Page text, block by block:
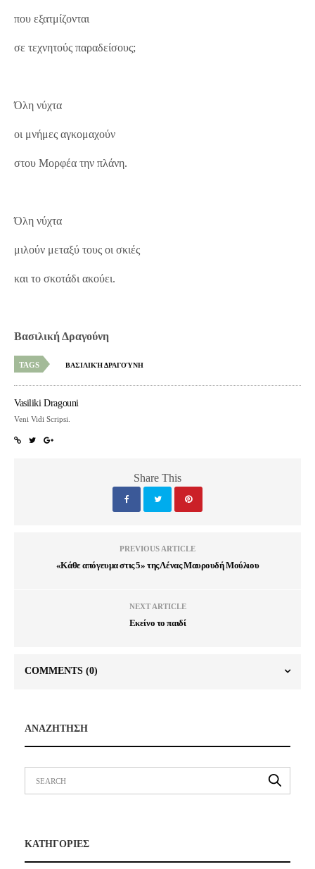
που εξατμίζονται
σε τεχνητούς παραδείσους;
Όλη νύχτα
οι μνήμες αγκομαχούν
στου Μορφέα την πλάνη.
Όλη νύχτα
μιλούν μεταξύ τους οι σκιές
και το σκοτάδι ακούει.
Βασιλική Δραγούνη
TAGS ΒΑΣΙΛΙΚΉ ΔΡΑΓΟΎΝΗ
Vasiliki Dragouni
Veni Vidi Scripsi.
Share This
PREVIOUS ARTICLE
«Κάθε απόγευμα στις 5» της Λένας Μαυρουδή Μούλιου
NEXT ARTICLE
Εκείνο το παιδί
COMMENTS (0)
ΑΝΑΖΗΤΗΣΗ
ΚΑΤΗΓΟΡΙΕΣ